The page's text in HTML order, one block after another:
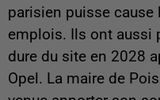
parisien puisse cause
emplois. Ils ont aussi
dure du site en 2028
Opel. La maire de